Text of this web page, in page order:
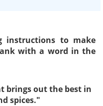
instructions to make
with a word in the
brings out the best in
spices."